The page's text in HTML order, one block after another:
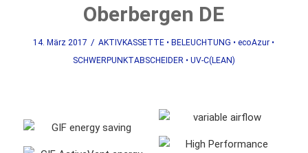
Oberbergen DE
14. März 2017 / AKTIVKASSETTE • BELEUCHTUNG •ecoAzur •
SCHWERPUNKTABSCHEIDER• UV-C(LEAN)